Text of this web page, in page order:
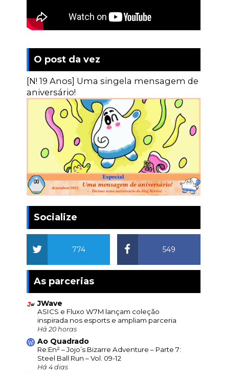
O post da vez
[N! 19 Anos] Uma singela mensagem de
aniversário!
Socialize
549
774
As parcerias
JWave
ASICS e Fluxo W7M lançam coleção
inspirada nos esports e ampliam parceria
Há 20 horas
Ao Quadrado
Re:En² – Jojo’s Bizarre Adventure – Parte 7:
Steel Ball Run – Vol. 09-12
Há 4 dias